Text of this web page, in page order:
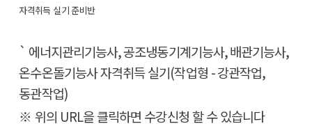
자격취득 실기 준비반
` 에너지관리기능사,공조냉동기계기능사,배관기능사,
온수온돌기능사 자격취득 실기(작업형 -강관작업,
동관작업)
​※ 위의 URL을 클릭하면 수강신청 할 수 있습니다